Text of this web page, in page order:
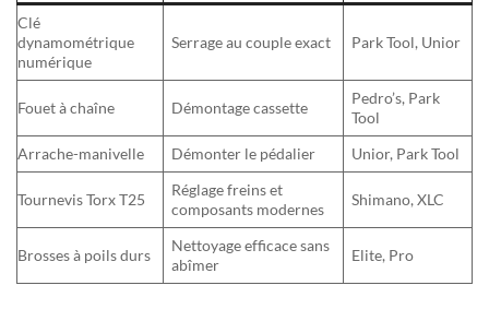
Clé
dynamométrique
numérique
Serrage au couple exact Park Tool, Unior
Fouet à chaîne Démontage cassette
Pedro’s, Park
Tool
Arrache-manivelle
Démonter le pédalier Unior, Park Tool
Tournevis Torx T25
Réglage freins et
composants modernes
Shimano, XLC
Brosses à poils durs
Nettoyage efficace sans
abîmer
Elite, Pro